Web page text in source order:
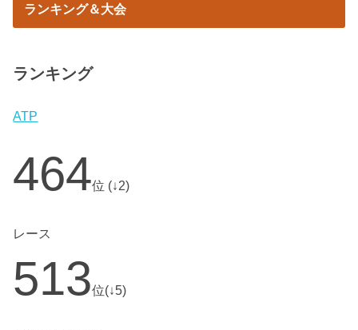
ランキング＆大会
ランキング
ATP
464位 (↓2)
レース
513位(↓5)